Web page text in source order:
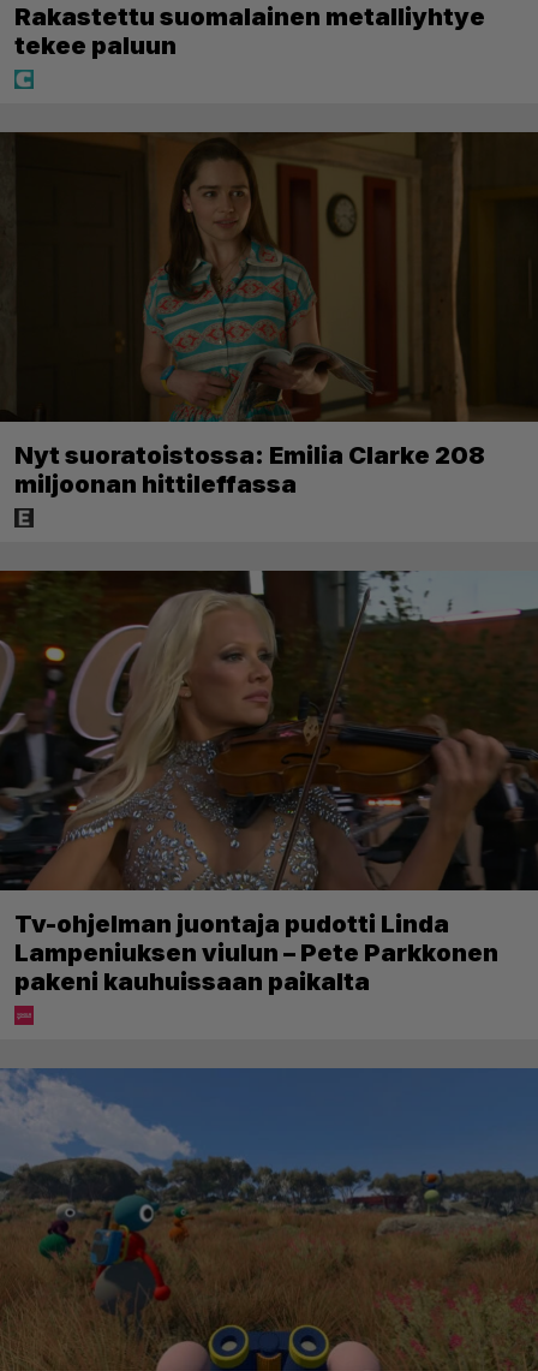
Rakastettu suomalainen metalliyhtye
tekee paluun
Nyt suoratoistossa: Emilia Clarke 208
miljoonan hittileffassa
Tv-ohjelman juontaja pudotti Linda
Lampeniuksen viulun – Pete Parkkonen
pakeni kauhuissaan paikalta